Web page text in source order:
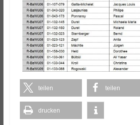
teilen teilen
drucken